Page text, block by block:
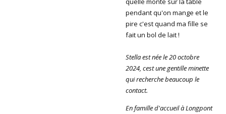
pendant qu'on mange et le
pire c'est quand ma fille se
fait un bol de lait !
Stella est née le 20 octobre
2024, cest une gentille minette
qui recherche beaucoup le
contact.
En famille d'accueil à Longpont